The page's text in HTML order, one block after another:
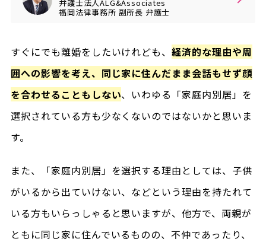
弁護士法人ALG&Associates
福岡法律事務所 副所長 弁護士
すぐにでも離婚をしたいけれども、経済的な理由や周
囲への影響を考え、同じ家に住んだまま会話もせず顔
を合わせることもしない、いわゆる「家庭内別居」を
選択されている方も少なくないのではないかと思いま
す。
また、「家庭内別居」を選択する理由としては、子供
がいるから出ていけない、などという理由を持たれて
いる方もいらっしゃると思いますが、他方で、両親が
ともに同じ家に住んでいるものの、不仲であったり、